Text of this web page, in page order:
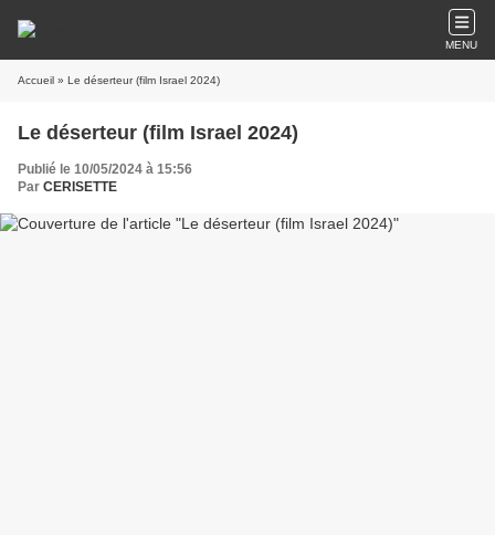
MENU
Accueil » Le déserteur (film Israel 2024)
Le déserteur (film Israel 2024)
Publié le 10/05/2024 à 15:56
Par CERISETTE